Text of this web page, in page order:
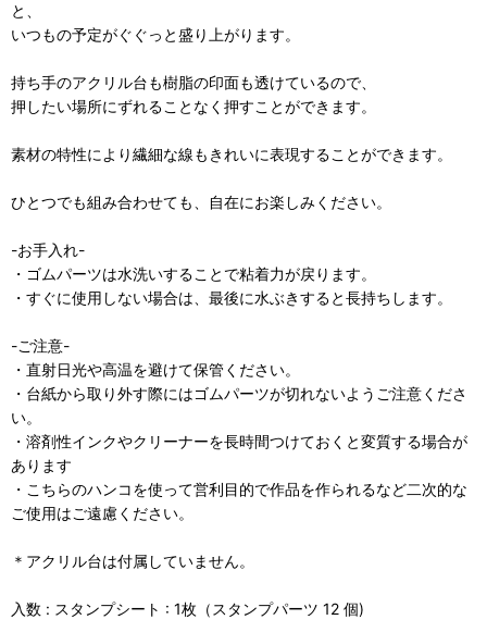
と、
いつもの予定がぐぐっと盛り上がります。
持ち手のアクリル台も樹脂の印面も透けているので、
押したい場所にずれることなく押すことができます。
素材の特性により繊細な線もきれいに表現することができます。
ひとつでも組み合わせても、自在にお楽しみください。
-お手入れ-
・ゴムパーツは水洗いすることで粘着力が戻ります。
・すぐに使用しない場合は、最後に水ぶきすると長持ちします。
-ご注意-
・直射日光や高温を避けて保管ください。
・台紙から取り外す際にはゴムパーツが切れないようご注意くださ
い。
・溶剤性インクやクリーナーを長時間つけておくと変質する場合が
あります
・こちらのハンコを使って営利目的で作品を作られるなど二次的な
ご使用はご遠慮ください。
＊アクリル台は付属していません。
入数 : スタンプシート : 1枚（スタンプパーツ 12 個)